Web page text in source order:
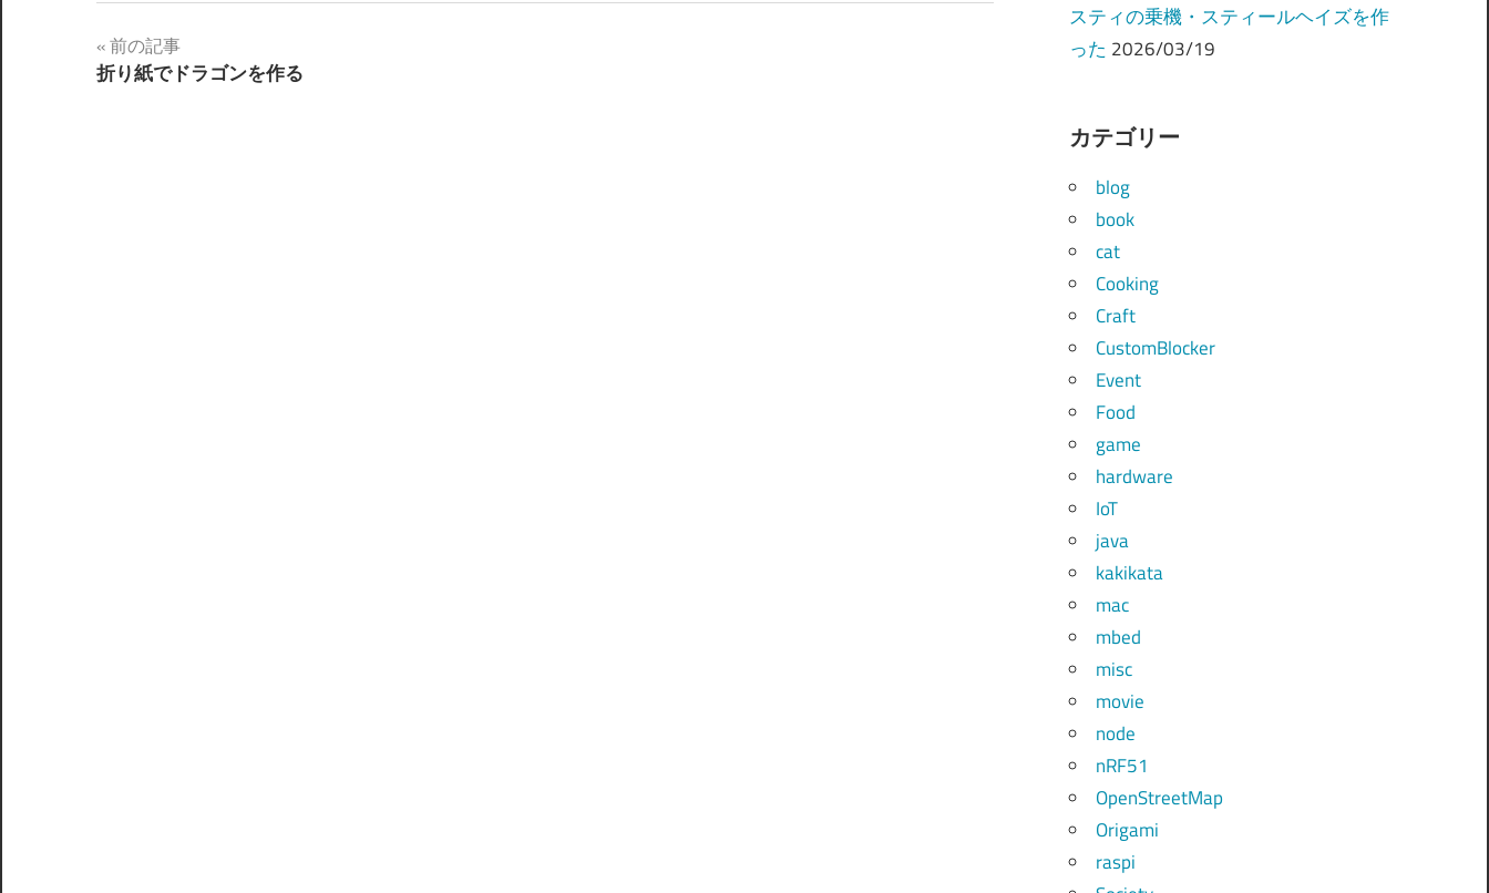
投
稿
前の記事
折り紙でドラゴンを作る
スティの乗機・スティールヘイズを作
った 2026/03/19
カテゴリー
blog
book
cat
Cooking
Craft
CustomBlocker
Event
Food
game
hardware
IoT
java
kakikata
mac
mbed
misc
movie
node
nRF51
OpenStreetMap
Origami
raspi